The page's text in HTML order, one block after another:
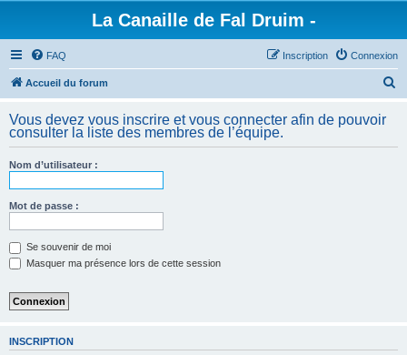
La Canaille de Fal Druim -
FAQ Connexion
Inscription
Accueil du forum
h
Vous devez vous inscrire et vous connecter afin de pouvoir
consulter la liste des membres de l’équipe.
Nom d’utilisateur :
Mot de passe :
Se souvenir de moi
Masquer ma présence lors de cette session
INSCRIPTION